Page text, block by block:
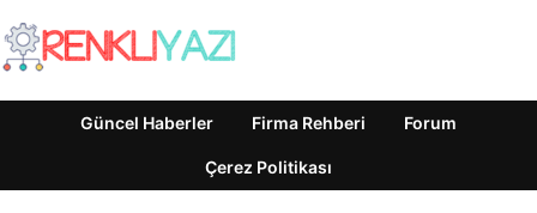
Güncel Haberler Firma Rehberi Forum
Çerez Politikası